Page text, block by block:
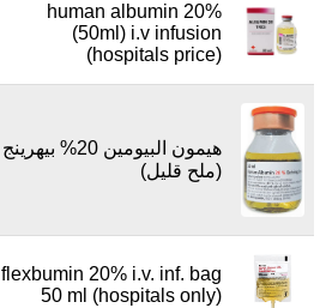
human albumin 20%
(50ml) i.v infusion
(hospitals price)
هيمون البيومين 20% بيهرينج
(ملح قليل)
flexbumin 20% i.v. inf. bag
50 ml (hospitals only)